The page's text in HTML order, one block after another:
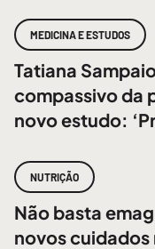
MEDICINA E ESTUDOS
Tatiana
compassivo da
novo estudo:
NUTRIÇÃO
Não basta
novos